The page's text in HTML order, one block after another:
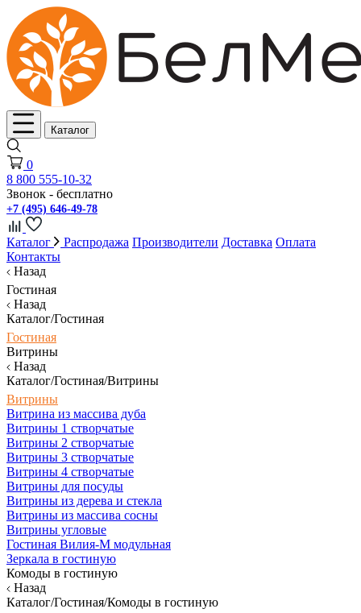
Каталог
0
8 800 555-10-32
Звонок - бесплатно
+7 (495) 646-49-78
Каталог Распродажа Производители Доставка Оплата
Контакты
Назад
Гостиная
Назад
Каталог/Гостиная
Гостиная
Витрины
Назад
Каталог/Гостиная/Витрины
Витрины
Витрина из массива дуба
Витрины 1 створчатые
Витрины 2 створчатые
Витрины 3 створчатые
Витрины 4 створчатые
Витрины для посуды
Витрины из дерева и стекла
Витрины из массива сосны
Витрины угловые
Гостиная Вилия-М модульная
Зеркала в гостиную
Комоды в гостиную
Назад
Каталог/Гостиная/Комоды в гостиную